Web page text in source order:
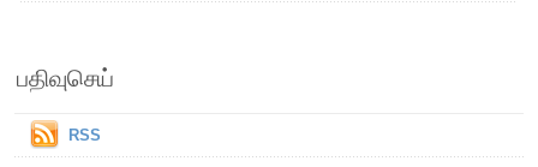
பதிவுசெய்
RSS